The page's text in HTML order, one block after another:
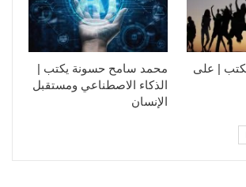
محمد سامح حسونة يكتب |
الذكاء الاصطناعي ومستقبل
الإنسان
| على